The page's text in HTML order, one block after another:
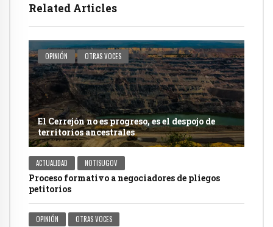
Related Articles
OPINIÓN OTRAS VOCES
El Cerrejón no es progreso, es el despojo de
territorios ancestrales
ACTUALIDAD NOTISUGOV
Proceso formativo a negociadores de pliegos
petitorios
OPINIÓN OTRAS VOCES